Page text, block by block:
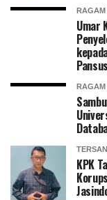
RAGAM
Umar
Pansus
RAGAM
KPK